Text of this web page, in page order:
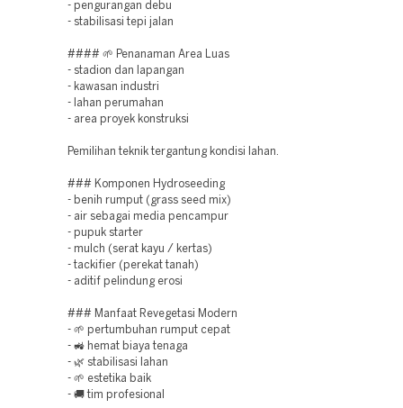
- pengurangan debu
- stabilisasi tepi jalan
#### 🌱 Penanaman Area Luas
- stadion dan lapangan
- kawasan industri
- lahan perumahan
- area proyek konstruksi
Pemilihan teknik tergantung kondisi lahan.
### Komponen Hydroseeding
- benih rumput (grass seed mix)
- air sebagai media pencampur
- pupuk starter
- mulch (serat kayu / kertas)
- tackifier (perekat tanah)
- aditif pelindung erosi
### Manfaat Revegetasi Modern
- 🌱 pertumbuhan rumput cepat
- 🚜 hemat biaya tenaga
- 🌿 stabilisasi lahan
- 🌱 estetika baik
- 🚚 tim profesional